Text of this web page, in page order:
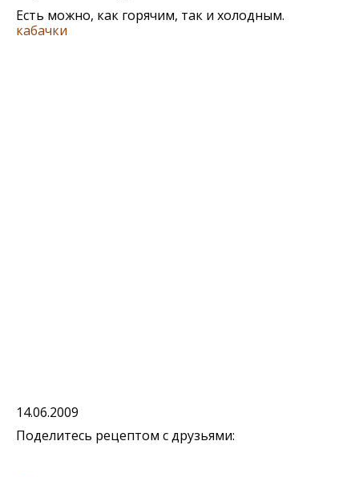
Есть можно, как горячим, так и холодным.
кабачки
14.06.2009
Поделитесь рецептом с друзьями: